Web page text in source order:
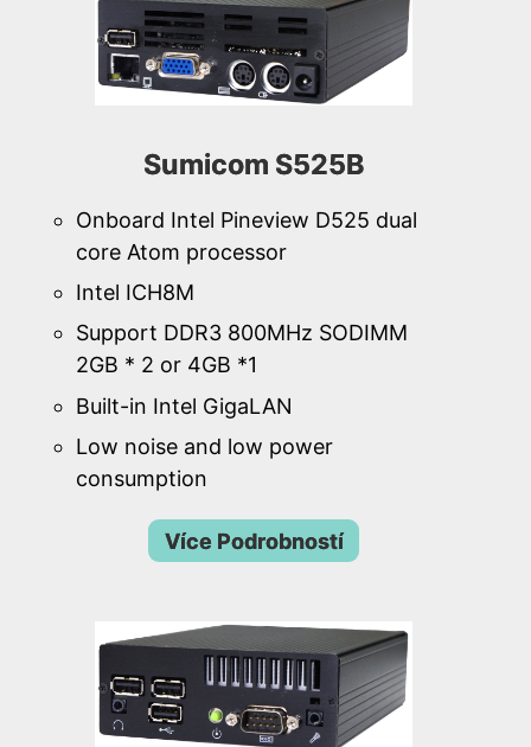
Sumicom S525B
Onboard Intel Pineview D525 dual
core Atom processor
Intel ICH8M
Support DDR3 800MHz SODIMM
2GB * 2 or 4GB *1
Built-in Intel GigaLAN
Low noise and low power
consumption
Více Podrobností